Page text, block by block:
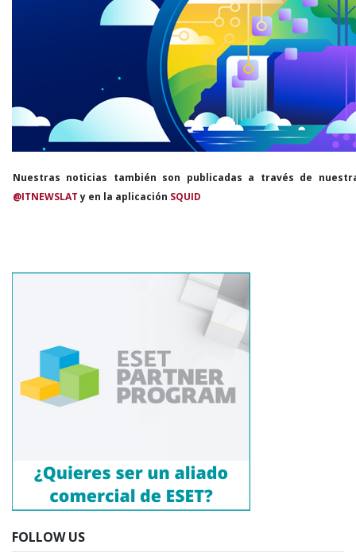
Nuestras noticias también son publicadas a través de
@ITNEWSLATy en la aplicación SQUID
FOLLOW US